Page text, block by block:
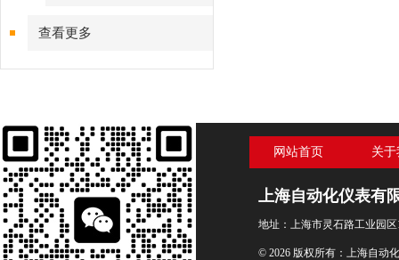
查看更多
网站首页 关
上海自动化仪表有
地址：上海市灵石路工业园区
© 2026 版权所有：上海自动